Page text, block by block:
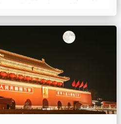
о проведении 1
праздника работников
Республики